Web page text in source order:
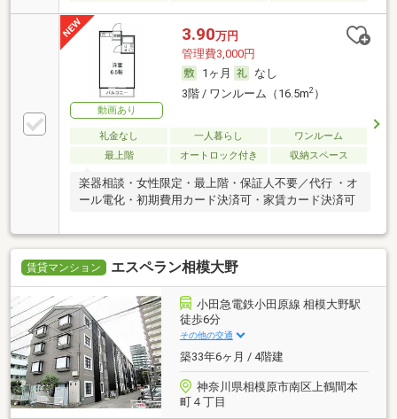
動画あり
3.90万円
管理費3,000円
1ヶ月
なし
3階 / ワンルーム（16.5m2）
礼金なし 一人暮らし
ワンルーム
最上階
オートロック付き 収納スペース
楽器相談・女性限定・最上階・保証人不要／代行 ・オ
ール電化・初期費用カード決済可・家賃カード決済可
賃貸マンション エスペラン相模大野
小田急電鉄小田原線 相模大野駅
徒歩6分
その他の交通
築33年6ヶ月 / 4階建
神奈川県相模原市南区上鶴間本
町４丁目